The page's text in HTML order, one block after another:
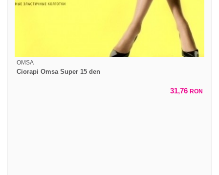
OMSA
Ciorapi Omsa Super 15 den
31,76 RON